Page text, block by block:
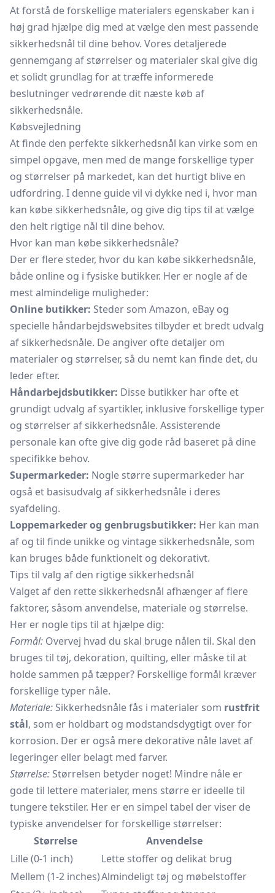
At forstå de forskellige materialers egenskaber kan i
høj grad hjælpe dig med at vælge den mest passende
sikkerhedsnål til dine behov. Vores detaljerede
gennemgang af størrelser og materialer skal give dig
et solidt grundlag for at træffe informerede
beslutninger vedrørende dit næste køb af
sikkerhedsnåle.
Købsvejledning
At finde den perfekte sikkerhedsnål kan virke som en
simpel opgave, men med de mange forskellige typer
og størrelser på markedet, kan det hurtigt blive en
udfordring. I denne guide vil vi dykke ned i, hvor man
kan købe sikkerhedsnåle, og give dig tips til at vælge
den helt rigtige nål til dine behov.
Hvor kan man købe sikkerhedsnåle?
Der er flere steder, hvor du kan købe sikkerhedsnåle,
både online og i fysiske butikker. Her er nogle af de
mest almindelige muligheder:
Online butikker: Steder som Amazon, eBay og
specielle håndarbejdswebsites tilbyder et bredt udvalg
af sikkerhedsnåle. De angiver ofte detaljer om
materialer og størrelser, så du nemt kan finde det, du
leder efter.
Håndarbejdsbutikker: Disse butikker har ofte et
grundigt udvalg af syartikler, inklusive forskellige typer
og størrelser af sikkerhedsnåle. Assisterende
personale kan ofte give dig gode råd baseret på dine
specifikke behov.
Supermarkeder: Nogle større supermarkeder har
også et basisudvalg af sikkerhedsnåle i deres
syafdeling.
Loppemarkeder og genbrugsbutikker: Her kan man
af og til finde unikke og vintage sikkerhedsnåle, som
kan bruges både funktionelt og dekorativt.
Tips til valg af den rigtige sikkerhedsnål
Valget af den rette sikkerhedsnål afhænger af flere
faktorer, såsom anvendelse, materiale og størrelse.
Her er nogle tips til at hjælpe dig:
Formål: Overvej hvad du skal bruge nålen til. Skal den
bruges til tøj, dekoration, quilting, eller måske til at
holde sammen på tæpper? Forskellige formål kræver
forskellige typer nåle.
Materiale: Sikkerhedsnåle fås i materialer som rustfrit
stål, som er holdbart og modstandsdygtigt over for
korrosion. Der er også mere dekorative nåle lavet af
legeringer eller belagt med farver.
Størrelse: Størrelsen betyder noget! Mindre nåle er
gode til lettere materialer, mens større er ideelle til
tungere tekstiler. Her er en simpel tabel der viser de
typiske anvendelser for forskellige størrelser:
Størrelse
Anvendelse
Lille (0-1 inch)
Lette stoffer og delikat brug
Mellem (1-2 inches)Almindeligt tøj og møbelstoffer